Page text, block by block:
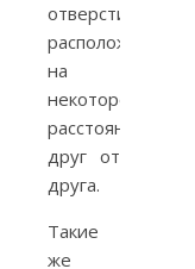
отверстия,
расположенных
на
некотором
расстоянии
друг от
друга.
Такие
же